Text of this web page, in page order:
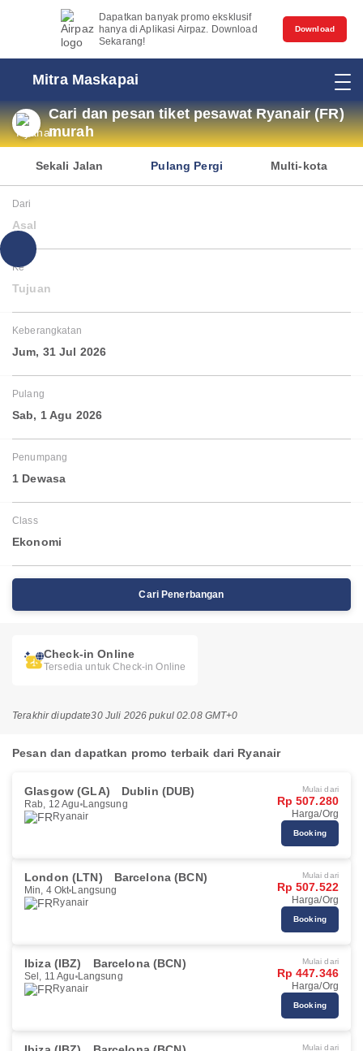
Dapatkan banyak promo eksklusif
hanya di Aplikasi Airpaz. Download
Sekarang!
Download
Mitra Maskapai
Cari dan pesan tiket pesawat Ryanair (FR)
murah
Sekali Jalan Pulang Pergi Multi-kota
Dari
Asal
Ke
Tujuan
Keberangkatan
Jum, 31 Jul 2026
Pulang
Sab, 1 Agu 2026
Penumpang
1 Dewasa
Class
Ekonomi
Cari Penerbangan
Check-in Online
Tersedia untuk Check-in Online
Terakhir diupdate30 Juli 2026 pukul 02.08 GMT+0
Pesan dan dapatkan promo terbaik dari Ryanair
Glasgow (GLA) Dublin (DUB)
Rab, 12 Agu Langsung
Ryanair
Mulai dari
Rp 507.280
Harga/Org
Booking
London (LTN) Barcelona (BCN)
Min, 4 Okt Langsung
Ryanair
Mulai dari
Rp 507.522
Harga/Org
Booking
Ibiza (IBZ) Barcelona (BCN)
Sel, 11 Agu Langsung
Ryanair
Mulai dari
Rp 447.346
Harga/Org
Booking
Mulai dari